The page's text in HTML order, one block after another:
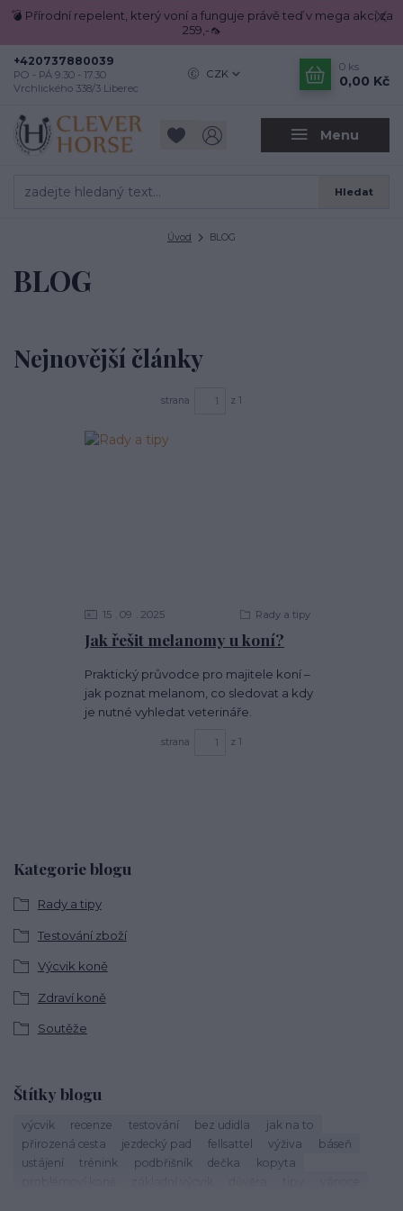
💣 Přírodní repelent, který voní a funguje právě teď v mega akci za
259,-🦟
Menu
CZK
Hledat
+420737880039
PO - PÁ 9.30 - 17.30
Vrchlického 338/3 Liberec
0 ks
0,00 Kč
Úvod BLOG
Kategorie blogu
Rady a tipy
Testování zboží
Výcvik koně
Zdraví koně
Soutěže
Štítky blogu
výcvik recenze testování bez udidla
jak na to
přirozená cesta
jezdecký pad fellsattel výživa
báseň
ustájení
trénink podbřišník dečka
kopyta
BLOG
Nejnovější články
strana z 1
Jak řešit melanomy u koní?
15 09 2025 Rady a tipy
Praktický průvodce pro majitele koní –
jak poznat melanom, co sledovat a kdy
je nutné vyhledat veterináře.
strana z 1